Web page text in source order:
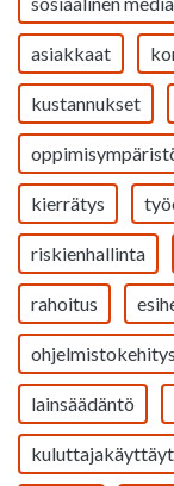
asiakkaat
kustannukset
kierrätys
riskienhallinta
rahoitus
ohjelmistokehitys
lainsäädäntö